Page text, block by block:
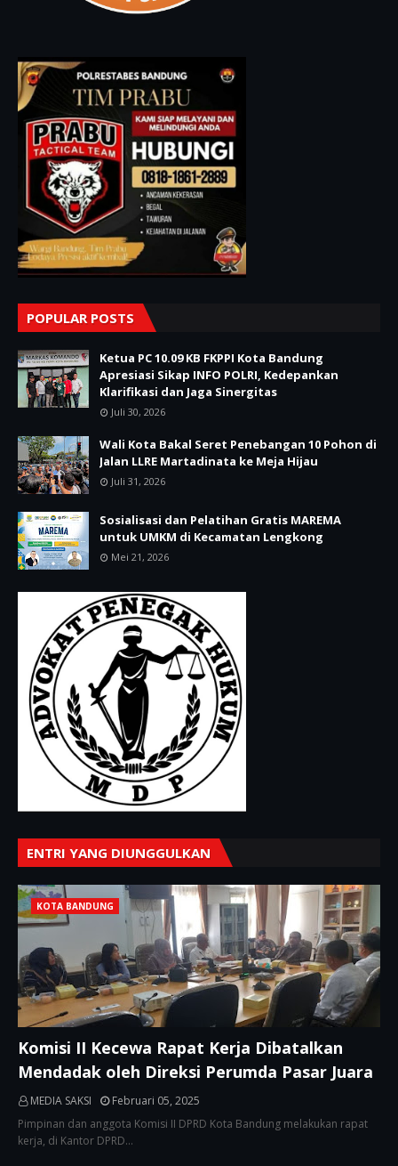
POPULAR POSTS
Ketua PC 10.09 KB FKPPI Kota Bandung
Apresiasi Sikap INFO POLRI, Kedepankan
Klarifikasi dan Jaga Sinergitas
Juli 30, 2026
Wali Kota Bakal Seret Penebangan 10 Pohon di
Jalan LLRE Martadinata ke Meja Hijau
Juli 31, 2026
Sosialisasi dan Pelatihan Gratis MAREMA
untuk UMKM di Kecamatan Lengkong
Mei 21, 2026
ENTRI YANG DIUNGGULKAN
KOTA BANDUNG
Komisi II Kecewa Rapat Kerja Dibatalkan
Mendadak oleh Direksi Perumda Pasar Juara
MEDIA SAKSI
Februari 05, 2025
Pimpinan dan anggota Komisi II DPRD Kota Bandung melakukan rapat
kerja, di Kantor DPRD…